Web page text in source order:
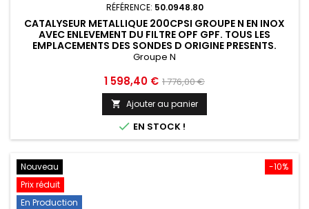
RÉFÉRENCE: 50.0948.80
CATALYSEUR METALLIQUE 200CPSI GROUPE N EN INOX
AVEC ENLEVEMENT DU FILTRE OPF GPF. TOUS LES
EMPLACEMENTS DES SONDES D ORIGINE PRESENTS.
RAGAZZON AUDI S3...
Groupe N
Prix
1 598,40 € Prix
de
base
1 776,00 €
 Ajouter au panier
 EN STOCK !
-10%
Nouveau
Prix réduit
En Production